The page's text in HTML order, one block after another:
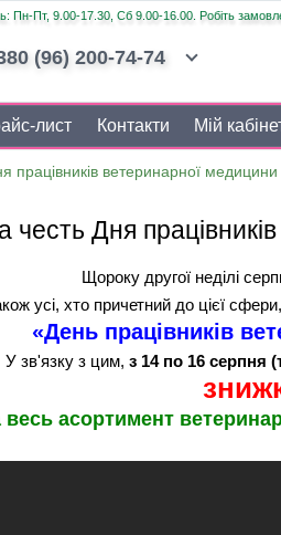
Пн-Пт, 9.00-17.30, Сб 9.00-16.00. Робіть
(96) 200-74-74
лист Контакти Мій
працівників ветеринарної медицини
честь Дня
Щороку другої неділі
усі, хто причетний до цієї
«День працівників
У зв'язку з цим, з 14 по 16 серпня
весь асортимент